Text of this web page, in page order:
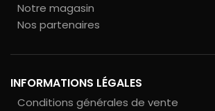
Notre magasin
Nos partenaires
INFORMATIONS LÉGALES
Conditions générales de vente